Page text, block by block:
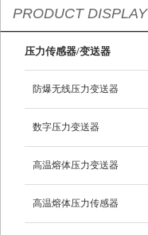
PRODUCT DISPLAY
压力传感器/变送器
防爆无线压力变送器
数字压力变送器
高温熔体压力变送器
高温熔体压力传感器